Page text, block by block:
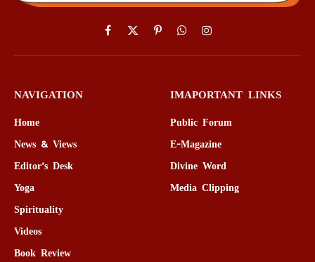
Facebook
X
(Twitter)
PinterestWhatsAppInstagram
NAVIGATION
Home
News & Views
Editor’s Desk
Yoga
Spirituality
Videos
Book Review
IMAPORTANT LINKS
Public Forum
E-Magazine
Divine Word
Media Clipping